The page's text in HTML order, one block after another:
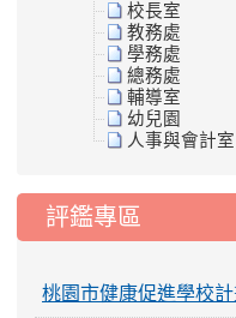
校長室
教務處
學務處
總務處
輔導室
幼兒園
人事與會計室
評鑑專區
桃園市健康促進學校